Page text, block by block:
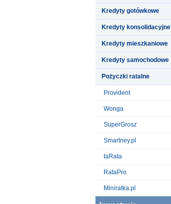
Kredyty gotówkowe
Kredyty konsolidacyjne
Kredyty mieszkaniowe
Kredyty samochodowe
Pożyczki ratalne
Provident
Wonga
SuperGrosz
Smartney.pl
taRata
RataPro
Miniratka.pl